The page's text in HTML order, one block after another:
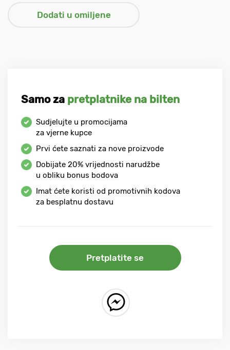
Samo za pretplatnike na bilten
Sudjelujte u promocijama
za vjerne kupce
Prvi ćete saznati za nove proizvode
Dobijate 20% vrijednosti narudžbe
u obliku bonus bodova
Imat ćete koristi od promotivnih kodova
za besplatnu dostavu
Pretplatite se